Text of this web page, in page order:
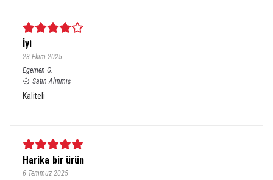
İyi
23 Ekim 2025
Egemen G.
Satın Alınmış
Kaliteli
Harika bir ürün
6 Temmuz 2025